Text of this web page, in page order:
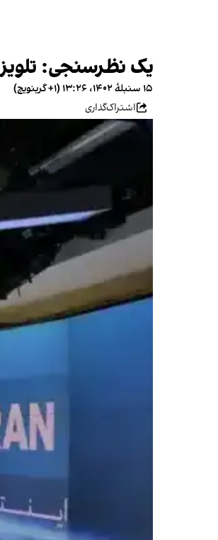
یک نظرسنجی:
۱۵ سنبلهٔ ۱۴۰۲، ۱۳:۲۶ (‎+۱ گرینویچ)
اشتراک‌گذاری